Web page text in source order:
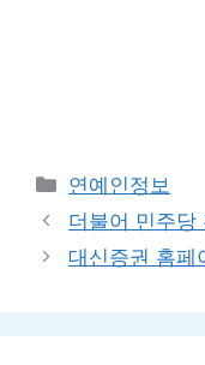
Categories
연예인정보
더불어 민주당
대신증권 홈페